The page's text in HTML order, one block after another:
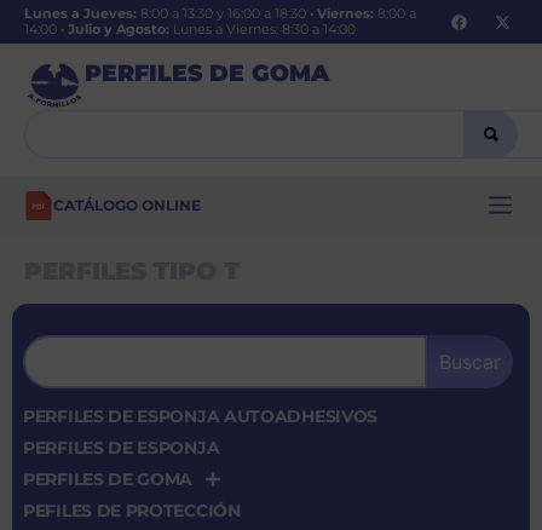
Lunes a Jueves: 8:00 a 13:30 y 16:00 a 18:30 · Viernes: 8:00 a
14:00 · Julio y Agosto: Lunes a Viernes: 8:30 a 14:00
PERFILES DE GOMA
CATÁLOGO ONLINE
Buscar
PERFILES DE ESPONJA AUTOADHESIVOS
PERFILES DE ESPONJA
PERFILES DE GOMA
PEFILES DE PROTECCIÓN